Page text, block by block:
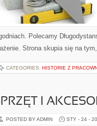
Polecamy
Strona skupia się na
CATEGORIES: HISTORIE Z
I
POSTED BY ADMIN STY - 24 -